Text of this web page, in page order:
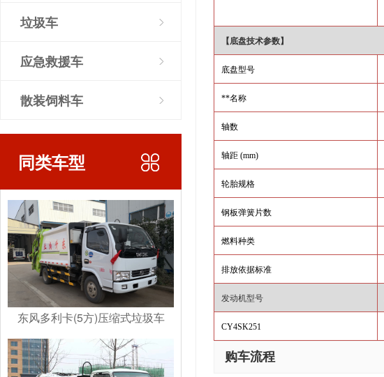
垃圾车
应急救援车
散装饲料车
同类车型
东风多利卡(5方)压缩式垃圾车
【底盘技术参数】
底盘型号
**名称
轴数
轴距 (mm)
轮胎规格
钢板弹簧片数
燃料种类
排放依据标准
发动机型号
CY4SK251
购车流程